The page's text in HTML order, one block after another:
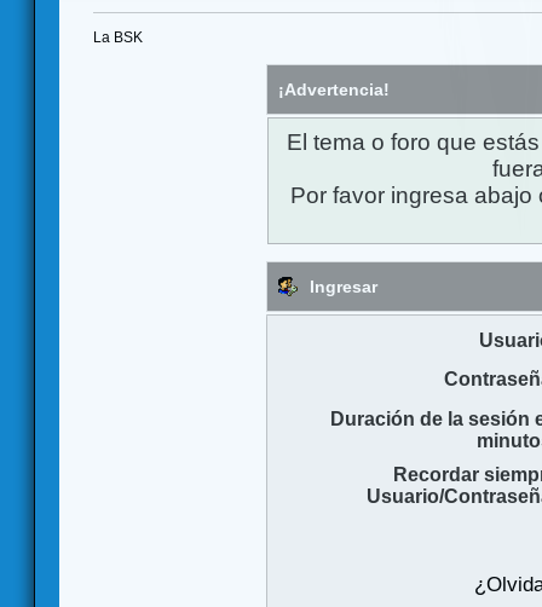
La BSK
¡Advertencia!
El tema o foro que
Por favor ingresa
Ingresar
Duración de la sesión
Recordar
Usuario/